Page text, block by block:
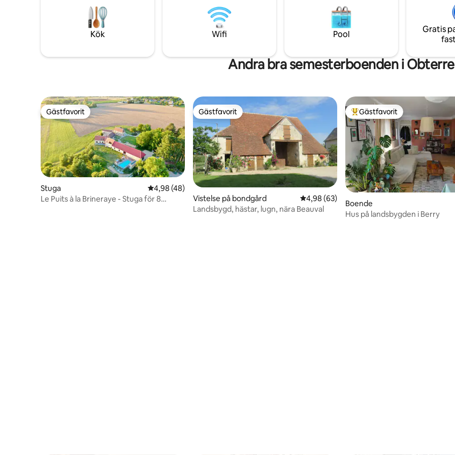
10 minuter från Parc Animalier de la
Kök Wifi Pool
Gratis
Andra bra semesterboenden i Obterre
Gästfavorit
Gästfavorit
Stuga 4,98 av 5 i genomsnittligt betyg, 48 omdömen
4,98 (48)
Le Puits à la Brineraye - Stuga för 8
Gästfavorit
Gästfavorit
Vistelse på bondgård 4,98 av 5 i genomsnittligt betyg, 63
4,98 (63)
Landsbygd, hästar, lugn, nära Beauval
Populär gästfavorit
Gästfavorit
Boende
Hus på landsbygden i Berry